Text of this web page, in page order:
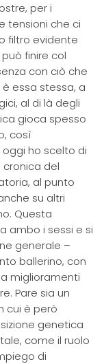
per i
tensioni che ci
filtro evidente
finire col
con ciò che
essa stessa, a
al di là degli
gioca spesso
così
ho scelto di
cronica del
al punto
su altri
Questa
ambo i sessi e si
generale –
ballerino, con
miglioramenti
Pare sia un
cui è però
genetica
come il ruolo
di